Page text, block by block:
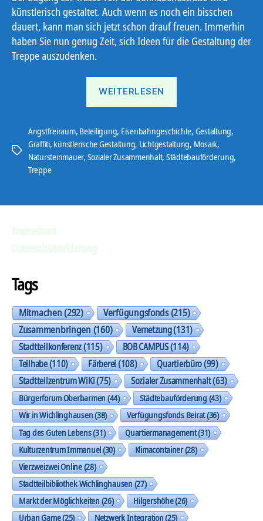
künstlerisch gestaltet. Auch wenn es noch ein bisschen
dauert, kann man sich jetzt schon drauf freuen. Immerhin
haben Sie nun genug Zeit, sich Ideen für die Gestaltung der
Treppe auszudenken.
WEITERLESEN
Schlagwörter
Angstfreiraum, Beteiligung, Eisenbahngeschichte, Gestaltung,
Graffiti, künstlerische Gestaltung, Lichtgestaltung, Mosaik,
Natursteinmauer, Sozialer Zusammenhalt, Städtebauförderung,
Treppe
Tags
Mitmachen(292) Verfügungsfonds(215)
Zusammenbringen(160) Vernetzung(131)
Stadtteilkonferenz(115) BOB CAMPUS(114)
Teilhabe(110) Färberei(108) Quartierbüro(99)
Stadtteilzentrum WiKi(75) Sozialer Zusammenhalt(63)
Bürgerforum Oberbarmen(44) Städtebauförderung(43)
Wir in Wichlinghausen(38) Verfügungsfonds Beirat(36)
Tag des Guten Lebens(31) Quartiermanagement(31)
Kulturzentrum Immanuel(30) Klimacontainer(28)
Vierzweizwei Online(28)
Stadtteilbibliothek Wichlinghausen(27)
Markt der Möglichkeiten(26) Hilgershöhe(26)
Urban Game(25) Netzwerk Integration(25)